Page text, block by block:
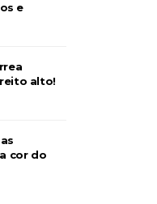
e
alto!
cor do